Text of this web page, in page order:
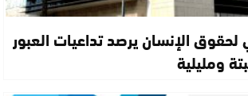
الإنسان يرصد تداعيات العبور
ومليلية